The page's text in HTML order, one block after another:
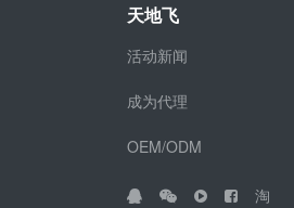
天地飞
活动新闻
成为代理
OEM/ODM
淘